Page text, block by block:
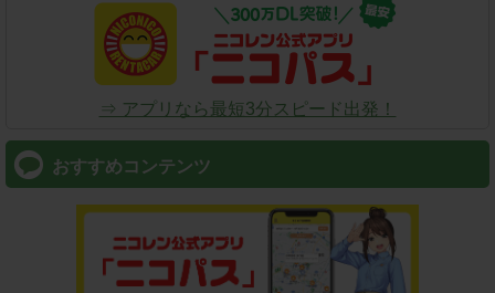
⇒ アプリなら最短3分スピード出発！
おすすめコンテンツ